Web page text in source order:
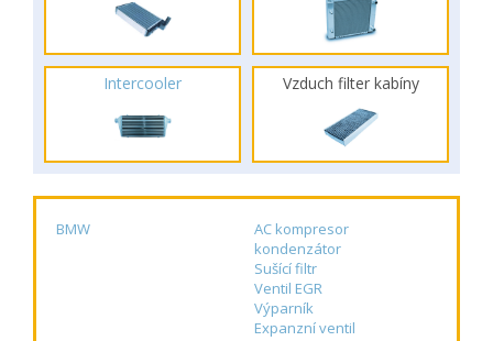
Intercooler Vzduch filter kabíny
BMW
AC kompresor
kondenzátor
Sušící filtr
Ventil EGR
Výparník
Expanzní ventil